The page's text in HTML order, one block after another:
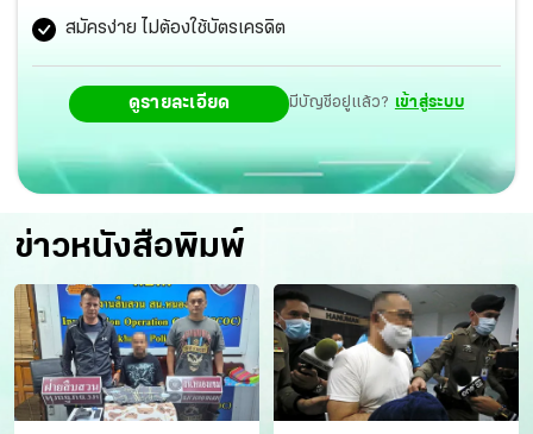
สมัครง่าย ไม่ต้องใช้บัตรเครดิต
ดูรายละเอียด มีบัญชีอยู่แล้ว? เข้าสู่ระบบ
ข่าวหนังสือพิมพ์